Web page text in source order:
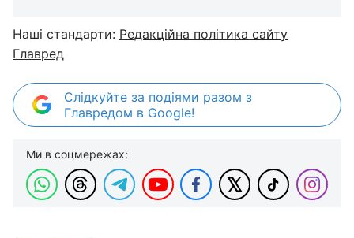
Наші стандарти: Редакційна політика сайту
Главред
Слідкуйте за подіями разом з
Главредом в Google!
Ми в соцмережах: